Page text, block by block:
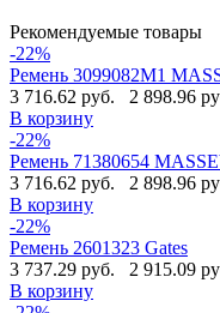
Рекомендуемые товары
-22%
Ремень 3099082M1
3 716.62 руб.
2 898.96
В корзину
-22%
Ремень 71380654
3 716.62 руб.
2 898.96
В корзину
-22%
Ремень 2601323 Gates
3 737.29 руб.
2 915.09
В корзину